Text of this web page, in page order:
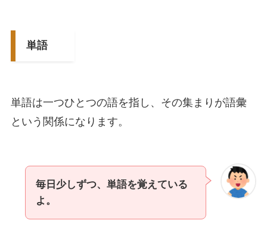
単語
単語は一つひとつの語を指し、その集まりが語彙
という関係になります。
毎日少しずつ、単語を覚えている
よ。